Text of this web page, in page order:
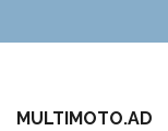
MULTIMOTO.AD